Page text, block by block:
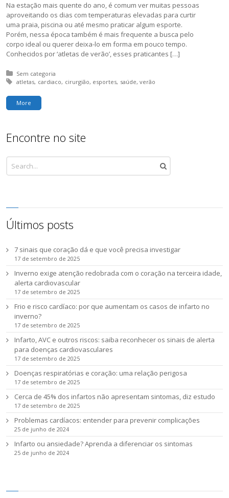
Na estação mais quente do ano, é comum ver muitas pessoas
aproveitando os dias com temperaturas elevadas para curtir
uma praia, piscina ou até mesmo praticar algum esporte.
Porém, nessa época também é mais frequente a busca pelo
corpo ideal ou querer deixa-lo em forma em pouco tempo.
Conhecidos por ‘atletas de verão’, esses praticantes […]
Posted in:
Sem categoria
Tagged with:
atletas cardiaco cirurgião esportes saúde verão
More
Encontre no site
Últimos posts
7 sinais que coração dá e que você precisa investigar
17 de setembro de 2025
Inverno exige atenção redobrada com o coração na terceira idade,
alerta cardiovascular
17 de setembro de 2025
Frio e risco cardíaco: por que aumentam os casos de infarto no
inverno?
17 de setembro de 2025
Infarto, AVC e outros riscos: saiba reconhecer os sinais de alerta
para doenças cardiovasculares
17 de setembro de 2025
Doenças respiratórias e coração: uma relação perigosa
17 de setembro de 2025
Cerca de 45% dos infartos não apresentam sintomas, diz estudo
17 de setembro de 2025
Problemas cardíacos: entender para prevenir complicações
25 de junho de 2024
Infarto ou ansiedade? Aprenda a diferenciar os sintomas
25 de junho de 2024